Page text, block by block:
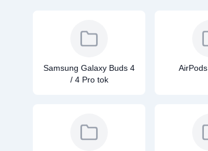
Samsung Galaxy Buds 4
/ 4 Pro tok